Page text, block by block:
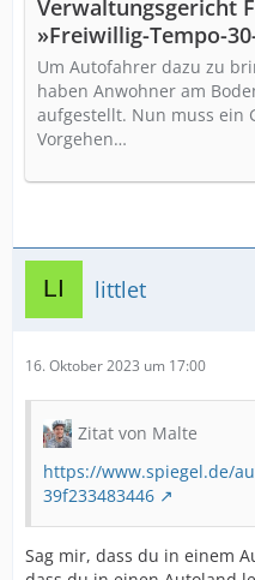
Verwaltungsgericht
»Freiwillig-Tempo-
Um Autofahrer dazu zu
haben Anwohner am
aufgestellt. Nun muss ein
Vorgehen…
littlet
16. Oktober 2023 um 17:00
Zitat von Malte
https://www.spiegel.de/
39f233483446
Sag mir, dass du in einem